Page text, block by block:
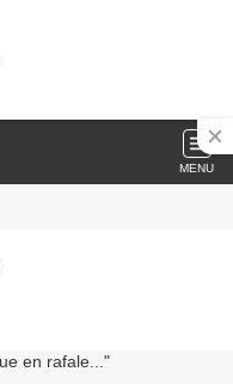
MENU